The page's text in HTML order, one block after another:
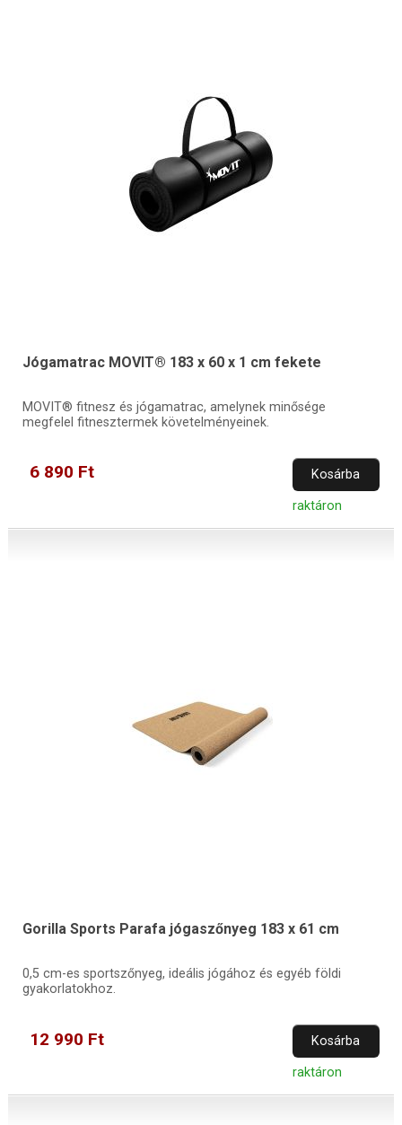
Jógamatrac MOVIT® 183 x 60 x 1 cm fekete
MOVIT® fitnesz és jógamatrac, amelynek minősége
megfelel fitnesztermek követelményeinek.
6 890 Ft Kosárba
raktáron
Gorilla Sports Parafa jógaszőnyeg 183 x 61 cm
0,5 cm-es sportszőnyeg, ideális jógához és egyéb földi
gyakorlatokhoz.
12 990 Ft Kosárba
raktáron